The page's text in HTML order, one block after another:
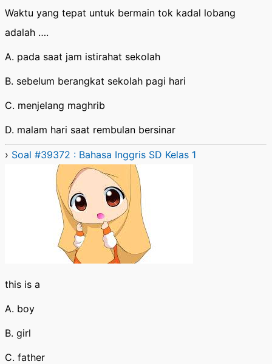
Waktu yang tepat untuk bermain tok kadal lobang
adalah ….
A. pada saat jam istirahat sekolah
B. sebelum berangkat sekolah pagi hari
C. menjelang maghrib
D. malam hari saat rembulan bersinar
› Soal #39372 : Bahasa Inggris SD Kelas 1
this is a
A. boy
B. girl
C. father